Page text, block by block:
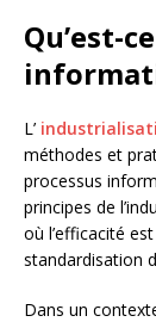
Qu’est-
L’
méthodes et
processus
principes de
où l’efficacité
standardisation
Dans un